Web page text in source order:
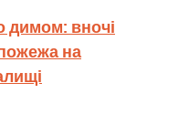
димом: вночі
на